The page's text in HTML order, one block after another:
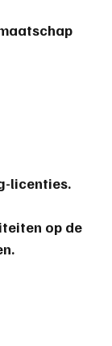
licenties.
op de